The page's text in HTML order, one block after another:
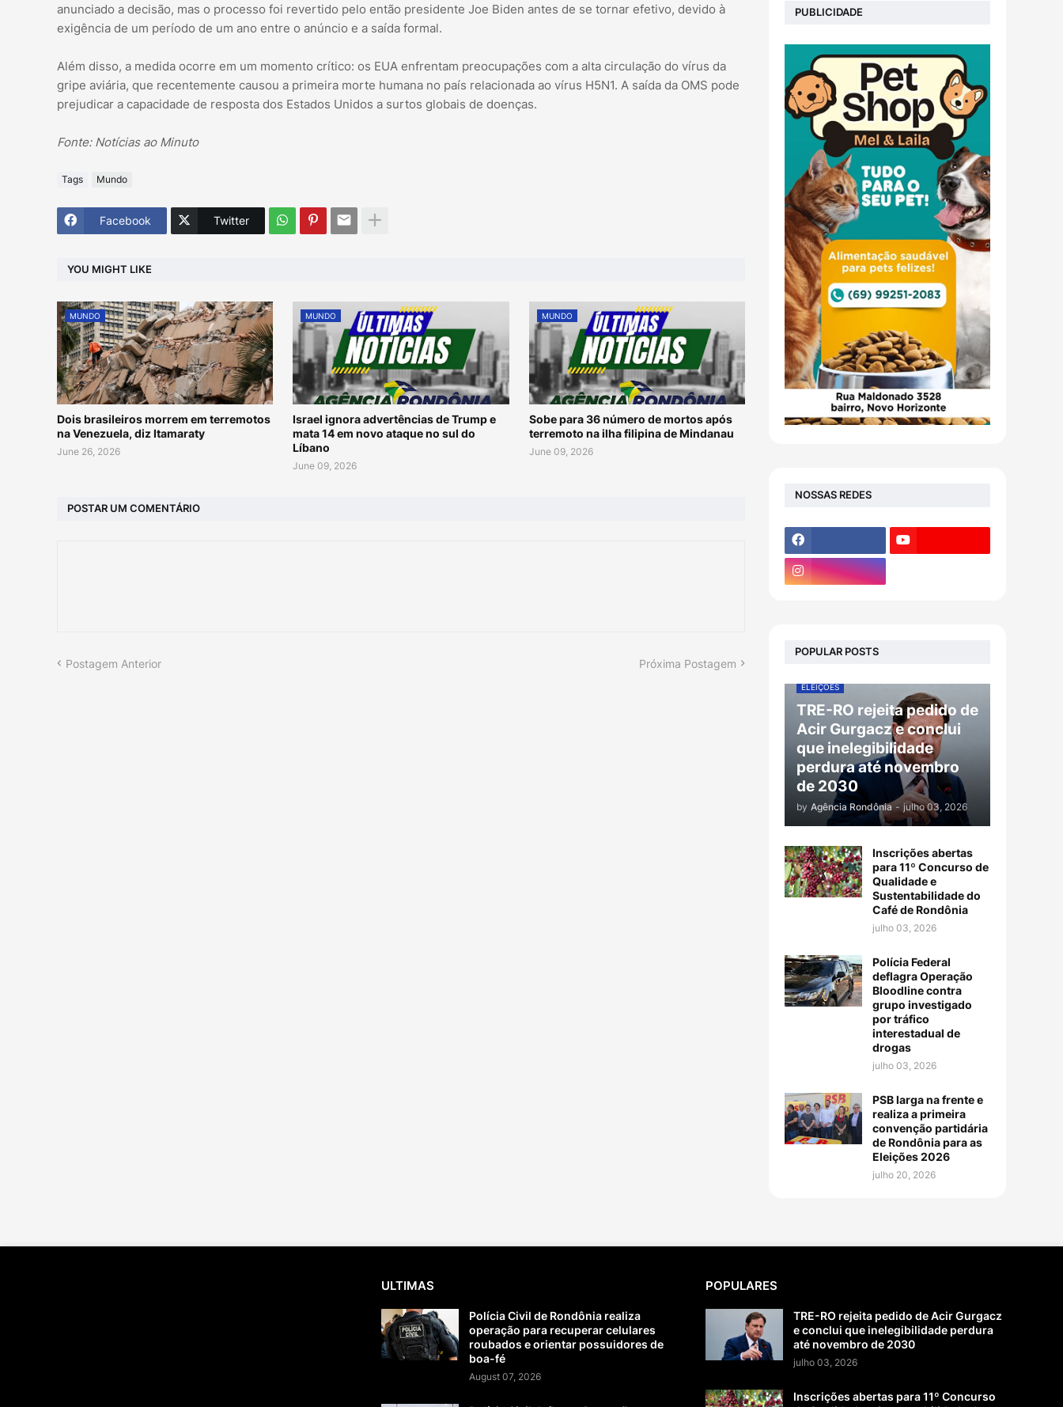
anunciado a decisão, mas o processo foi revertido pelo então presidente Joe Biden antes de se tornar efetivo, devido à
exigência de um período de um ano entre o anúncio e a saída formal.
Além disso, a medida ocorre em um momento crítico: os EUA enfrentam preocupações com a alta circulação do vírus da
gripe aviária, que recentemente causou a primeira morte humana no país relacionada ao vírus H5N1. A saída da OMS pode
prejudicar a capacidade de resposta dos Estados Unidos a surtos globais de doenças.
Fonte: Notícias ao Minuto
Tags Mundo
Facebook Twitter
YOU MIGHT LIKE
MUNDO
Dois brasileiros morrem em terremotos
na Venezuela, diz Itamaraty
June 26, 2026
MUNDO
Israel ignora advertências de Trump e
mata 14 em novo ataque no sul do
Líbano
June 09, 2026
MUNDO
Sobe para 36 número de mortos após
terremoto na ilha filipina de Mindanau
June 09, 2026
POSTAR UM COMENTÁRIO
Postagem Anterior Próxima Postagem
PUBLICIDADE
NOSSAS REDES
POPULAR POSTS
ELEIÇÕES
TRE-RO rejeita pedido de
Acir Gurgacz e conclui
que inelegibilidade
perdura até novembro
de 2030
by Agência Rondônia - julho 03, 2026
Inscrições abertas
para 11º Concurso de
Qualidade e
Sustentabilidade do
Café de Rondônia
julho 03, 2026
Polícia Federal
deflagra Operação
Bloodline contra
grupo investigado
por tráfico
interestadual de
drogas
julho 03, 2026
PSB larga na frente e
realiza a primeira
convenção partidária
de Rondônia para as
Eleições 2026
julho 20, 2026
ULTIMAS
Polícia Civil de Rondônia realiza
operação para recuperar celulares
roubados e orientar possuidores de
boa-fé
August 07, 2026
POPULARES
TRE-RO rejeita pedido de Acir Gurgacz
e conclui que inelegibilidade perdura
até novembro de 2030
julho 03, 2026
Inscrições abertas para 11º Concurso